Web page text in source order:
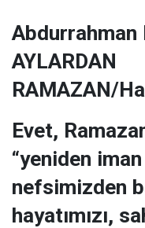
Abdurrahman
AYLARDAN
RAMAZAN/
Evet,
“yeniden
nefsimizden
hayatımızı,